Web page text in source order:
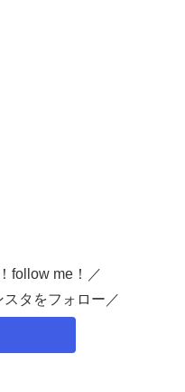
follow me！／
タをフォロー／